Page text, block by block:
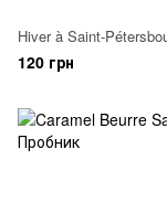
Hiver à Saint-
120 грн